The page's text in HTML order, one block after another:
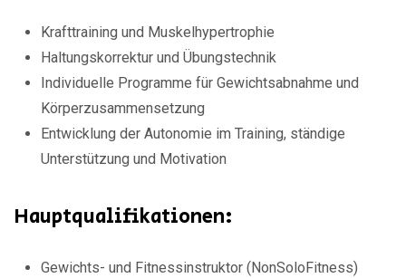
Krafttraining und Muskelhypertrophie
Haltungskorrektur und Übungstechnik
Individuelle Programme für Gewichtsabnahme und
Körperzusammensetzung
Entwicklung der Autonomie im Training, ständige
Unterstützung und Motivation
Hauptqualifikationen:
Gewichts- und Fitnessinstruktor (NonSoloFitness)